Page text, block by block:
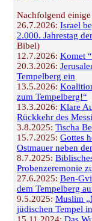
Nachfolgend
26.7.2026: Israel
2.000. Jahrestag
Bibel)
12.7.2026: Komet
20.3.2026:
Tempelberg ein
13.5.2026:
zum Tempelberg!“
13.3.2026: Klare
Rückkehr des
3.8.2025: Tischa
15.7.2025: Gottes
Ostmauer neben
8.7.2025:
Probenzeremonie
27.6.2025: Ben-
dem Tempelberg
9.5.2025: Muslim
jüdischen Tempel